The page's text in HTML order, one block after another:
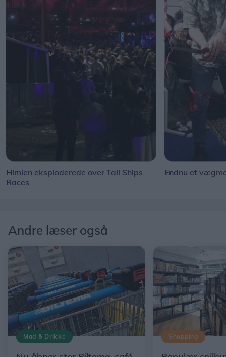
Himlen eksploderede over Tall Ships
Races
Endnu et
Andre læser også
Mad & Drikke Shopping